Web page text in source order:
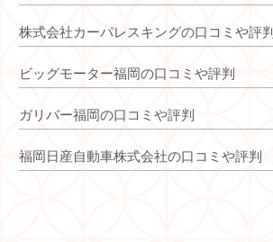
株式会社カーパレスキングの口コミや評判
ビッグモーター福岡の口コミや評判
ガリバー福岡の口コミや評判
福岡日産自動車株式会社の口コミや評判